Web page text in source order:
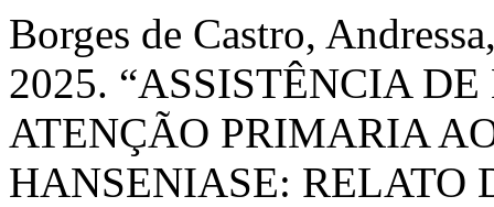
Borges de Castro,
2025. “ASSISTÊNCIA
ATENÇÃO PRIMARIA
HANSENIASE: RELATO